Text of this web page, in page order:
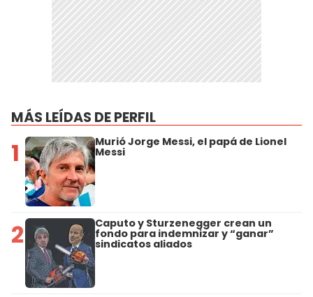
MÁS LEÍDAS DE PERFIL
1 Murió Jorge Messi, el papá de Lionel
Messi
2 Caputo y Sturzenegger crean un
fondo para indemnizar y “ganar”
sindicatos aliados